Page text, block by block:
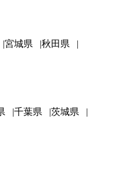
宮城県
秋田県
千葉県
茨城県